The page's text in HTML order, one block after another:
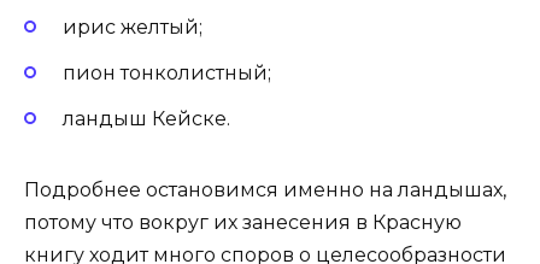
ирис желтый;
пион тонколистный;
ландыш Кейске.
Подробнее остановимся именно на ландышах,
потому что вокруг их занесения в Красную
книгу ходит много споров о целесообразности